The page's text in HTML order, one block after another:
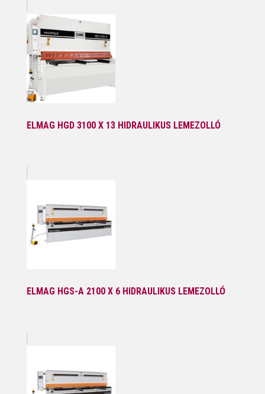
ELMAG HGD 3100 X 13 HIDRAULIKUS LEMEZOLLÓ
ELMAG HGS-A 2100 X 6 HIDRAULIKUS LEMEZOLLÓ